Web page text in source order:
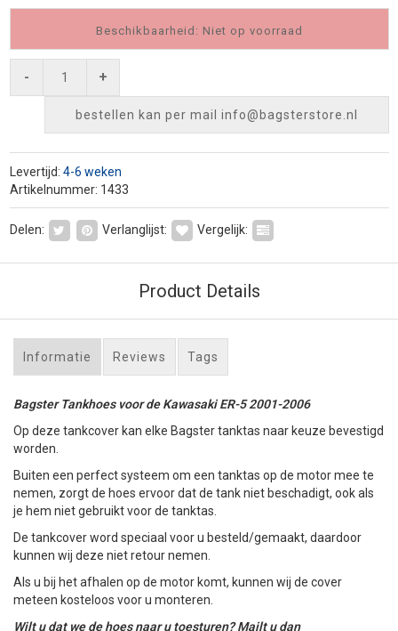
Beschikbaarheid: Niet op voorraad
- +
bestellen kan per mail info@bagsterstore.nl
Levertijd: 4-6 weken
Artikelnummer: 1433
Delen: Verlanglijst: Vergelijk:
Product Details
Informatie Reviews Tags
Bagster Tankhoes voor de Kawasaki ER-5 2001-2006
Op deze tankcover kan elke Bagster tanktas naar keuze bevestigd
worden.
Buiten een perfect systeem om een tanktas op de motor mee te
nemen, zorgt de hoes ervoor dat de tank niet beschadigt, ook als
je hem niet gebruikt voor de tanktas.
De tankcover word speciaal voor u besteld/gemaakt, daardoor
kunnen wij deze niet retour nemen.
Als u bij het afhalen op de motor komt, kunnen wij de cover
meteen kosteloos voor u monteren.
Wilt u dat we de hoes naar u toesturen? Mailt u dan